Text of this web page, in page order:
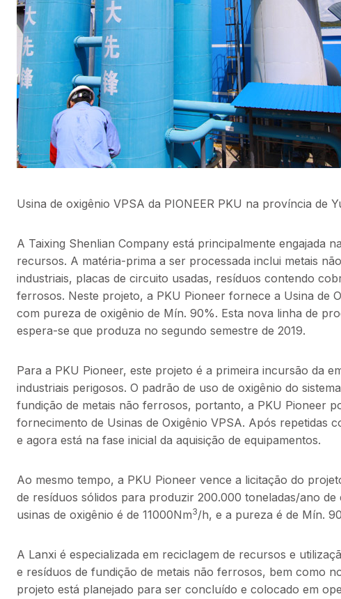
Usina de oxigênio VPSA da PIONEER PKU na província de
A Taixing Shenlian Company está principalmente engajada
recursos. A matéria-prima a ser processada inclui metais
industriais, placas de circuito usadas, resíduos contendo
ferrosos. Neste projeto, a PKU Pioneer fornece a Usina de
com pureza de oxigênio de Mín. 90%. Esta nova linha de
espera-se que produza no segundo semestre de 2019.
Para a PKU Pioneer, este projeto é a primeira incursão da
industriais perigosos. O padrão de uso de oxigênio do
fundição de metais não ferrosos, portanto, a PKU Pioneer
fornecimento de Usinas de Oxigênio VPSA. Após repetidas
e agora está na fase inicial da aquisição de equipamentos.
Ao mesmo tempo, a PKU Pioneer vence a licitação do
de resíduos sólidos para produzir 200.000 toneladas/ano
usinas de oxigênio é de 11000Nm3/h, e a pureza é de Mín.
A Lanxi é especializada em reciclagem de recursos e
e resíduos de fundição de metais não ferrosos, bem como
projeto está planejado para ser concluído e colocado em